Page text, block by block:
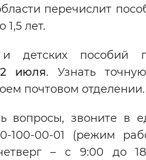
перечислит
1,5 лет.
детских пособий
июля. Узнать
почтовом отделении.
вопросы, звоните в
100-00-01 (режим
– с 9:00 до